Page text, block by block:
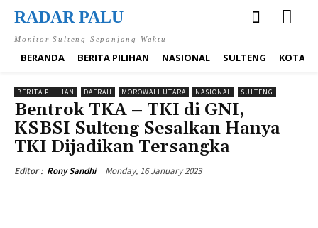
RADAR PALU
Monitor Sulteng Sepanjang Waktu
BERANDA BERITA PILIHAN NASIONAL SULTENG KOTA
BERITA PILIHAN DAERAH MOROWALI UTARA NASIONAL SULTENG
Bentrok TKA – TKI di GNI,
KSBSI Sulteng Sesalkan Hanya
TKI Dijadikan Tersangka
Editor : Rony Sandhi Monday, 16 January 2023